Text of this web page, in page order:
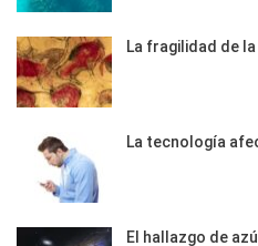
La fragilidad de
La tecnología
El hallazgo de